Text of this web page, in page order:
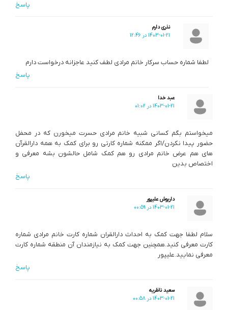
پاسخ
نذری دارم
1403-01-21 در 12:46
لطفا شماره حساب سرکار خانم مرادی لطف کنید عاجزانه درخواست دارم
پاسخ
عبد خدا
1403-01-21 در 01:02
میخواستم بگم کسانی شبیه خانم مرادی حسرت میخورن که در محفل
حضور پیدا نکردن/اگر ممکنه شماره کارتی رو برای کمک به همه دارالقرآن
های هم عرض خانم مرادی رو هم کمک شامل حالشون بشه معرفی و
اختصاص بدین
پاسخ
داریوش علیپور
1403-01-21 در 00:59
سلام لطفا جهت کمک به احداث دارالقران شماره کارت خانم مرادی شماره
کارت معرفی کنید.همچنین جهت کمک به نیازمندان آن منطقه شماره کارت
معرفی نمایید.علیپور
پاسخ
سعید ناظریه
1403-01-21 در 00:58